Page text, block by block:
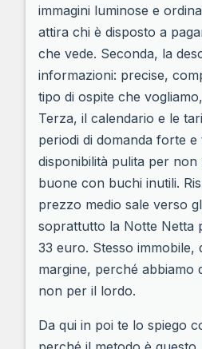
immagini luminose e
attira chi è disposto a
che vede. Seconda, la
informazioni: precise,
tipo di ospite che
Terza, il calendario e le
periodi di domanda forte e
disponibilità pulita per
buone con buchi inutili.
prezzo medio sale verso
soprattutto la Notte Netta
33 euro. Stesso immobile,
margine, perché abbiamo
non per il lordo.
Da qui in poi te lo spiego